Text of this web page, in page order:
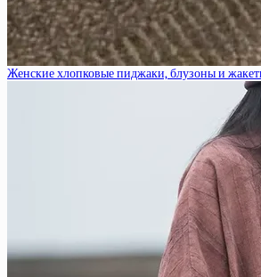
Женские хлопковые пиджаки, блузоны и